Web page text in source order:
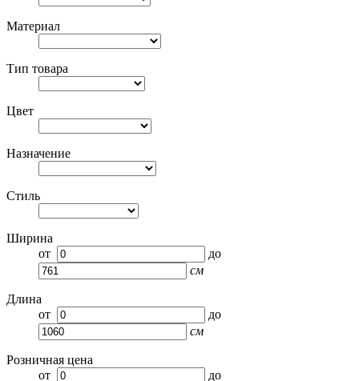
Материал
Тип товара
Цвет
Назначение
Стиль
Ширина
от
до
см
Длина
от
до
см
Розничная цена
от
до